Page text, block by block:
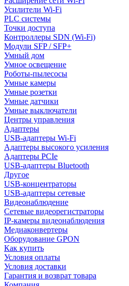
Усилители Wi-Fi
PLC системы
Точки доступа
Контроллеры SDN (Wi-Fi)
Модули SFP / SFP+
Умный дом
Умное освещение
Роботы-пылесосы
Умные камеры
Умные розетки
Умные датчики
Умные выключатели
Центры управления
Адаптеры
USB-адаптеры Wi-Fi
Адаптеры высокого усиления
Адаптеры PCIe
USB-адаптеры Bluetooth
Другое
USB-концентраторы
USB-адаптеры сетевые
Видеонаблюдение
Сетевые видеорегистраторы
IP-камеры видеонаблюдения
Медиаконвертеры
Оборудование GPON
Как купить
Условия оплаты
Условия доставки
Гарантия и возврат товара